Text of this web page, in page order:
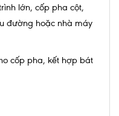
lớn, cốp pha cột,
đường hoặc nhà máy
cốp pha, kết hợp bát